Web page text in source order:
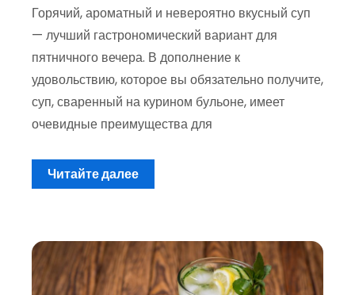
Горячий, ароматный и невероятно вкусный суп
— лучший гастрономический вариант для
пятничного вечера. В дополнение к
удовольствию, которое вы обязательно получите,
суп, сваренный на курином бульоне, имеет
очевидные преимущества для
Читайте далее